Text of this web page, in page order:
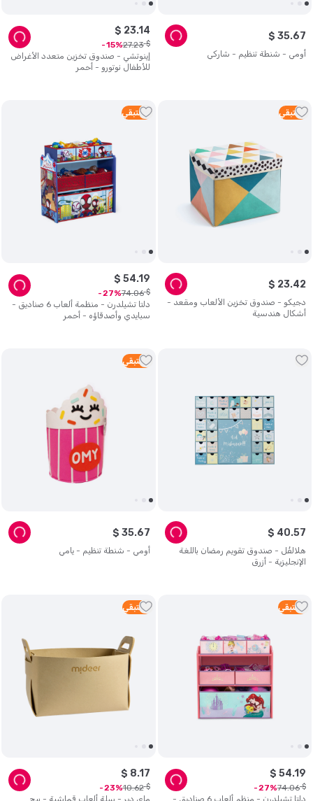
أومي - شنطة تنظيم - شاركي
$ 35.67
إينوتشي - صندوق تخزين متعدد الأغراض
للأطفال نوتورو - أحمر
$ 23.14
$
27.23
15
5 متبقي
دجيكو - صندوق تخزين الألعاب ومقعد -
أشكال هندسية
$ 23.42
4 متبقي
دلتا تشيلدرن - منظمة ألعاب 6 صناديق -
سبايدي وأصدقاؤه - أحمر
$ 54.19
$
74.06
27
هلالفُل - صندوق تقويم رمضان باللغة
الإنجليزية - أزرق
$ 40.57
2 متبقي
أومي - شنطة تنظيم - يامي
$ 35.67
2 متبقي
دلتا تشيلدرن - منظم ألعاب 6 صناديق -
$ 54.19
$
74.06
27
3 متبقي
ماي دير - سلة ألعاب قماشية - بيج
$ 8.17
$
10.62
23